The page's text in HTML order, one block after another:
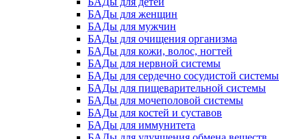
БАДы для женщин
БАДы для мужчин
БАДы для очищения организма
БАДы для кожи, волос, ногтей
БАДы для нервной системы
БАДы для сердечно сосудистой системы
БАДы для пищеварительной системы
БАДы для мочеполовой системы
БАДы для костей и суставов
БАДы для иммунитета